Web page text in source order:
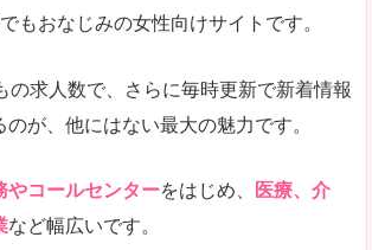
イト内の検索の人気ワードで英語や中国語など
普通のマイナビの方を使っている方が多く、女
まざまな検索機能が充実しており、条件面やこ
ただし、求人情報が少し見づらいです。
もおなじみの女性向けサイトです。
の求人数で、さらに毎時更新で新着情報
が、他にはない最大の魅力です。
やコールセンターをはじめ、
医療、介
など幅広いです。